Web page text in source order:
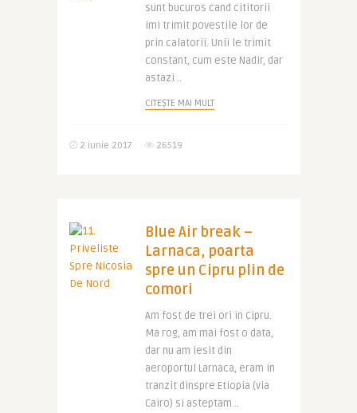
sunt bucuros cand cititorii
imi trimit povestile lor de
prin calatorii. Unii le trimit
constant, cum este Nadir, dar
astazi ..
CITEȘTE MAI MULT
2 iunie 2017 26519
Blue Air break –
Larnaca, poarta
spre un Cipru plin de
comori
Am fost de trei ori in Cipru.
Ma rog, am mai fost o data,
dar nu am iesit din
aeroportul Larnaca, eram in
tranzit dinspre Etiopia (via
Cairo) si asteptam ..